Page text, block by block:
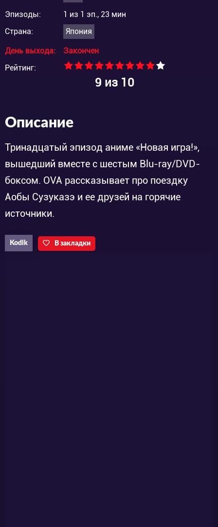
Эпизоды:
1 из 1 эп., 23 мин
Страна:
Япония
День выхода:
Закончен
Рейтинг:
9 из 10
Описание
Тринадцатый эпизод аниме «Новая игра!»,
вышедший вместе с шестым Blu-ray/DVD-
боксом. OVA рассказывает про поездку
Аобы Сузуказэ и ее друзей на горячие
источники.
Kodik В закладки